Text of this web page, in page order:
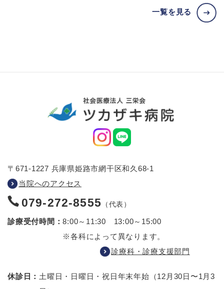
一覧を見る
〒671-1227 兵庫県姫路市網干区和久68-1
当院へのアクセス
079-272-8555 （代表）
診療受付時間：8:00～11:30 13:00～15:00
※各科によって異なります。
診療科・診療支援部門
休診日： 土曜日・日曜日・祝日年末年始（12月30日〜1月3